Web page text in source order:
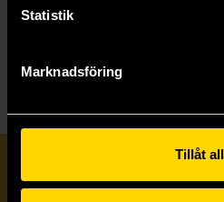
Statistik
Marknadsföring
Tillåt
Prenumerera på